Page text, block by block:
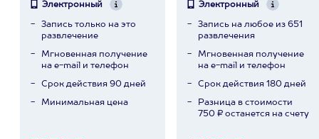
Электронный
Запись только на это
развлечение
Мгновенная получение
на e-mail и телефон
Срок действия 90 дней
Минимальная цена
Электронный
Запись на любое из 651
развлечения
Мгновенная получение
на e-mail и телефон
Срок действия 180 дней
Разница в стоимости
750 ₽ останется на счету